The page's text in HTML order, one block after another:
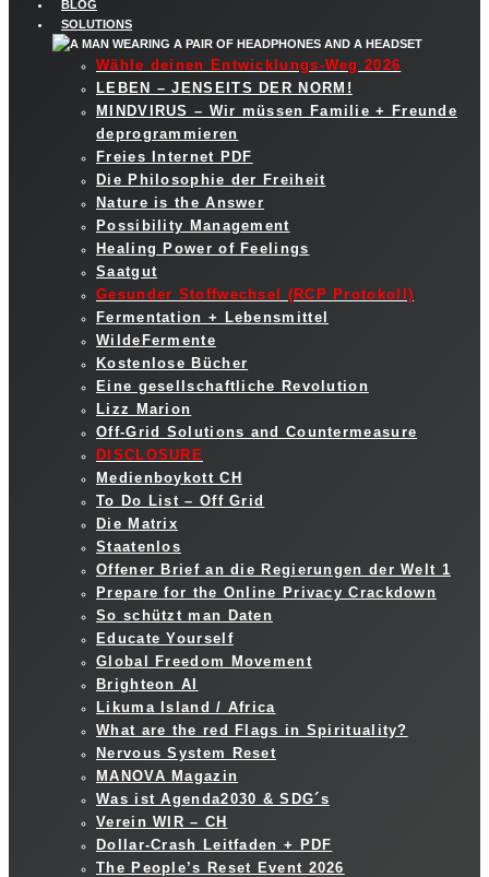
BLOG
SOLUTIONS
Wähle deinen Entwicklungs-Weg 2026
LEBEN – JENSEITS DER NORM!
MINDVIRUS – Wir müssen Familie + Freunde
deprogrammieren
Freies Internet PDF
Die Philosophie der Freiheit
Nature is the Answer
Possibility Management
Healing Power of Feelings
Saatgut
Gesunder Stoffwechsel (RCP Protokoll)
Fermentation + Lebensmittel
WildeFermente
Kostenlose Bücher
Eine gesellschaftliche Revolution
Lizz Marion
Off-Grid Solutions and Countermeasure
DISCLOSURE
Medienboykott CH
To Do List – Off Grid
Die Matrix
Staatenlos
Offener Brief an die Regierungen der Welt 1
Prepare for the Online Privacy Crackdown
So schützt man Daten
Educate Yourself
Global Freedom Movement
Brighteon AI
Likuma Island / Africa
What are the red Flags in Spirituality?
Nervous System Reset
MANOVA Magazin
Was ist Agenda2030 & SDG´s
Verein WIR – CH
Dollar-Crash Leitfaden + PDF
The People’s Reset Event 2026